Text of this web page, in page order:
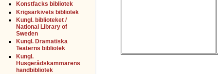
Konstfacks bibliotek
Krigsarkivets bibliotek
Kungl. biblioteket /
National Library of
Sweden
Kungl. Dramatiska
Teaterns bibliotek
Kungl.
Husgerådskammarens
handbibliotek